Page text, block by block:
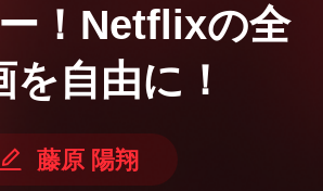
！Netflixの全
を自由に！
藤原 陽翔